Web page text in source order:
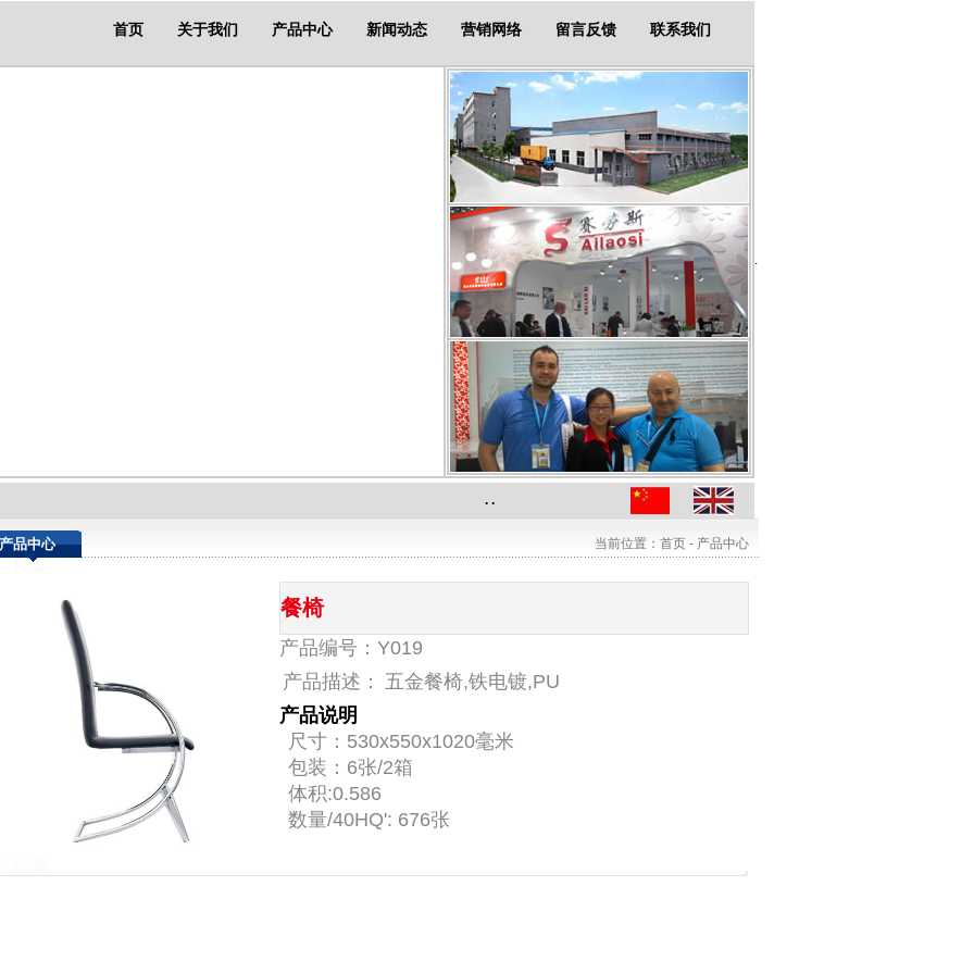
首页 关于我们 产品中心 新闻动态 营销网络 留言反馈 联系我们
.
.
品中心 当前位置：首页 - 产品中心
餐椅
产品编号：Y019
产品描述：
五金餐椅,铁电镀,PU
产品说明
尺寸：530x550x1020毫米
包装：6张/2箱
体积:0.586
数量/40HQ': 676张